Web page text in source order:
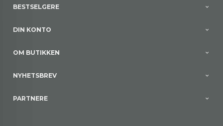
BESTSELGERE
DIN KONTO
OM BUTIKKEN
NYHETSBREV
PARTNERE